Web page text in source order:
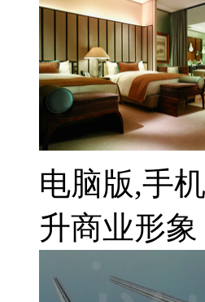
电脑版,手
升商业形象